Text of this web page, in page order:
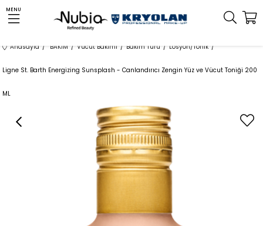
MENU
Anasayfa BAKIM Vücut Bakımı Bakım Türü Losyon/Tonik
Ligne St. Barth Energizing Sunsplash - Canlandırıcı Zengin Yüz ve Vücut Toniği 200
ML